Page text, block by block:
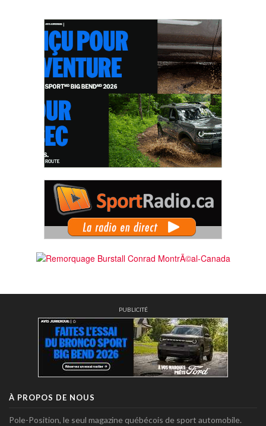
PUBLICITÉ
À PROPOS DE NOUS
Pole-Position, le seul magazine québécois de sport automobile.